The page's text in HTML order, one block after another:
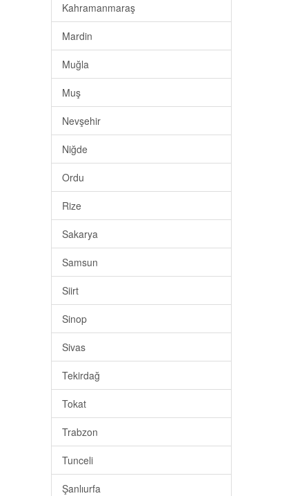
Kahramanmaraş
Mardin
Muğla
Muş
Nevşehir
Niğde
Ordu
Rize
Sakarya
Samsun
Siirt
Sinop
Sivas
Tekirdağ
Tokat
Trabzon
Tunceli
Şanlıurfa